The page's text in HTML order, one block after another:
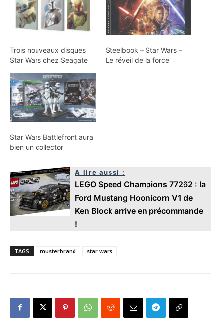
Trois nouveaux disques
Star Wars chez Seagate
Steelbook – Star Wars –
Le réveil de la force
Star Wars Battlefront aura
bien un collector
A lire aussi :
LEGO Speed Champions 77262 : la
Ford Mustang Hoonicorn V1 de
Ken Block arrive en précommande
!
TAGS musterbrand star wars